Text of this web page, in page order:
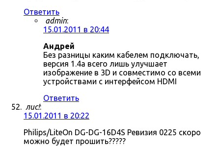
Ответить
admin:
15.01.2011 в 20:44
Андрей
Без разницы каким кабелем подключать,
версия 1.4a всего лишь улучшает
изображение в 3D и совместимо со всеми
устройствами с интерфейсом HDMI
Ответить
лис!:
15.01.2011 в 20:22
Philips/LiteOn DG-DG-16D4S Ревизия 0225 скоро
можно будет прошить?????